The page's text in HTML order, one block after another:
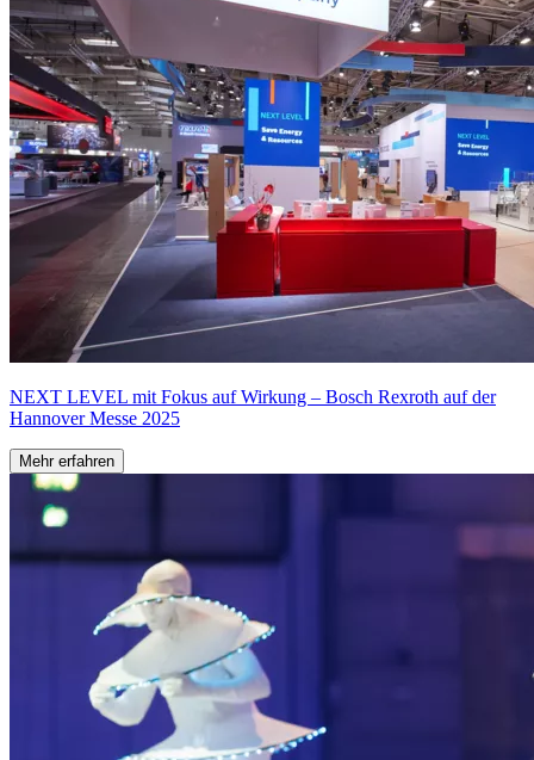
NEXT LEVEL mit Fokus auf Wirkung – Bosch Rexroth auf der
Hannover Messe 2025
Mehr erfahren